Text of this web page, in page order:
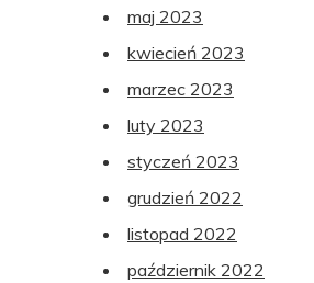
maj 2023
kwiecień 2023
marzec 2023
luty 2023
styczeń 2023
grudzień 2022
listopad 2022
październik 2022